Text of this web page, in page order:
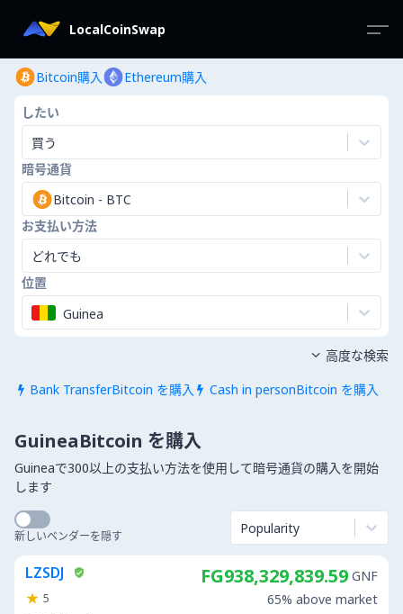
LocalCoinSwap
Bitcoin購入 Ethereum購入
したい
買う
暗号通貨
Bitcoin - BTC
お支払い方法
どれでも
位置
Guinea
 Bank TransferBitcoin を購入  Cash in personBitcoin を購入
 高度な検索
GuineaBitcoin を購入
Guineaで300以上の支払い方法を使用して暗号通貨の購入を開始
します
新しいベンダーを隠す Popularity
LZSDJ
5
FG938,329,839.59 GNF
65% above market